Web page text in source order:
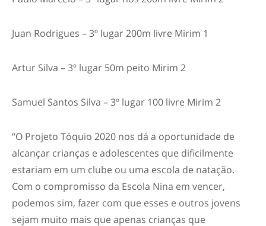
Juan Rodrigues – 3º lugar 200m livre Mirim 1
Artur Silva – 3º lugar 50m peito Mirim 2
Samuel Santos Silva – 3º lugar 100 livre Mirim 2
“O Projeto Tóquio 2020 nos dá a oportunidade de
alcançar crianças e adolescentes que dificilmente
estariam em um clube ou uma escola de natação.
Com o compromisso da Escola Nina em vencer,
podemos sim, fazer com que esses e outros jovens
sejam muito mais que apenas crianças que